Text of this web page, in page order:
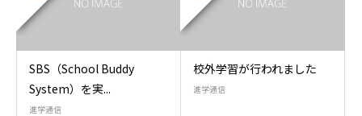
SBS（School Buddy
System）を実...
進学通信
校外学習が行われました
進学通信